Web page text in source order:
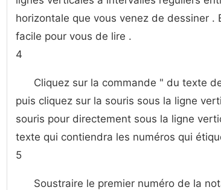
horizontale que vous venez de dessiner
facile pour vous de lire .
4
Cliquez sur la commande " du texte
puis cliquez sur la souris sous la ligne
souris pour directement sous la ligne
texte qui contiendra les numéros qui
5
Soustraire le premier numéro de la